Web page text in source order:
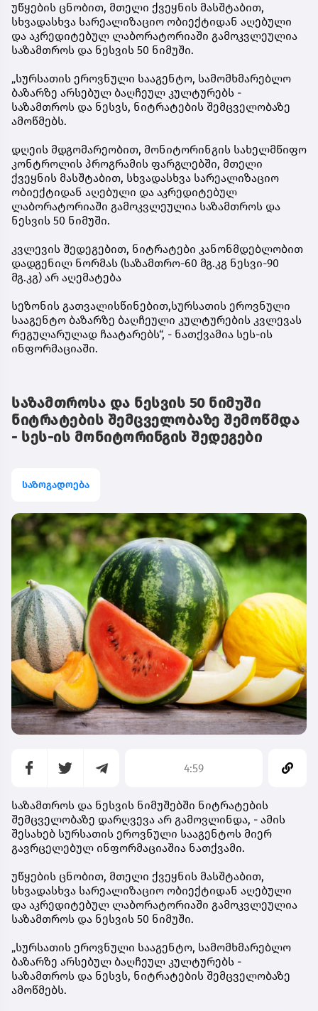
უწყების ცნობით, მთელი ქვეყნის მასშტაბით,
სხვადასხვა სარეალიზაციო ობიექტიდან აღებული
და აკრედიტებულ ლაბორატორიაში გამოკვლეულია
საზამთროს და ნესვის 50 ნიმუში.
„სურსათის ეროვნული სააგენტო, სამომხმარებლო
ბაზარზე არსებულ ბაღჩეულ კულტურებს -
საზამთროს და ნესვს, ნიტრატების შემცველობაზე
ამოწმებს.
დღეის მდგომარეობით, მონიტორინგის სახელმწიფო
კონტროლის პროგრამის ფარგლებში, მთელი
ქვეყნის მასშტაბით, სხვადასხვა სარეალიზაციო
ობიექტიდან აღებული და აკრედიტებულ
ლაბორატორიაში გამოკვლეულია საზამთროს და
ნესვის 50 ნიმუში.
კვლევის შედეგებით, ნიტრატები კანონმდებლობით
დადგენილ ნორმას (საზამთრო-60 მგ.კგ ნესვი-90
მგ.კგ) არ აღემატება
სეზონის გათვალისწინებით,სურსათის ეროვნული
სააგენტო ბაზარზე ბაღჩეული კულტურების კვლევას
რეგულარულად ჩაატარებს“, - ნათქვამია სეს-ის
ინფორმაციაში.
საზამთროსა და ნესვის 50 ნიმუში
ნიტრატების შემცველობაზე შემოწმდა
- სეს-ის მონიტორინგის შედეგები
საზოგადოება
4:59
საზამთროს და ნესვის ნიმუშებში ნიტრატების
შემცველობაზე დარღვევა არ გამოვლინდა, - ამის
შესახებ სურსათის ეროვნული სააგენტოს მიერ
გავრცელებულ ინფორმაციაშია ნათქვამი.
უწყების ცნობით, მთელი ქვეყნის მასშტაბით,
სხვადასხვა სარეალიზაციო ობიექტიდან აღებული
და აკრედიტებულ ლაბორატორიაში გამოკვლეულია
საზამთროს და ნესვის 50 ნიმუში.
„სურსათის ეროვნული სააგენტო, სამომხმარებლო
ბაზარზე არსებულ ბაღჩეულ კულტურებს -
საზამთროს და ნესვს, ნიტრატების შემცველობაზე
ამოწმებს.